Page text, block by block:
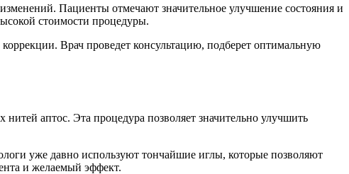
Пациенты отмечают значительное улучшение состояния и
стоимости процедуры.
Врач проведет консультацию, подберет оптимальную
аптос. Эта процедура позволяет значительно улучшить
уже давно используют тончайшие иглы, которые позволяют
и желаемый эффект.